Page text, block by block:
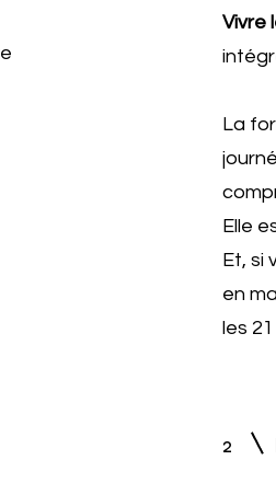
Vivre
La
Elle
Et, si
en
les
2